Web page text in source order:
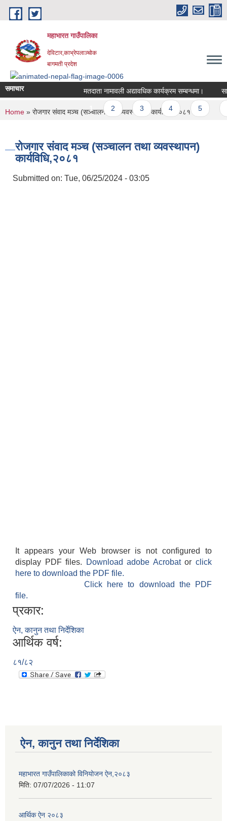
Skip to main content
महाभारत गाउँपालिका
देविटार,काभ्रेपलाञ्चोक
बागमती प्रदेश
समाचार मतदाता नामावली अद्यावधिक कार्यक्रम सम्बन्धमा।
Pages
1
You are here
Home » रोजगार संवाद मञ्च (सञ्चालन तथा व्यवस्थापन) कार्यविधि,२०८१
रोजगार संवाद मञ्च (सञ्चालन तथा व्यवस्थापन)
कार्यविधि,२०८१
Submitted on: Tue, 06/25/2024 - 03:05
It appears your Web browser is not configured to
display PDF files.
Download adobe Acrobatorclick
here to download the PDF file.
Click here to download the PDF
file.
प्रकार:
ऐन, कानुन तथा निर्देशिका
आर्थिक वर्ष:
८१/८२
ऐन, कानुन तथा निर्देशिका
महाभारत गाउँपालिकाको विनियोजन ऐन,२०८३
मिति: 07/07/2026 - 11:07
आर्थिक ऐन २०८३